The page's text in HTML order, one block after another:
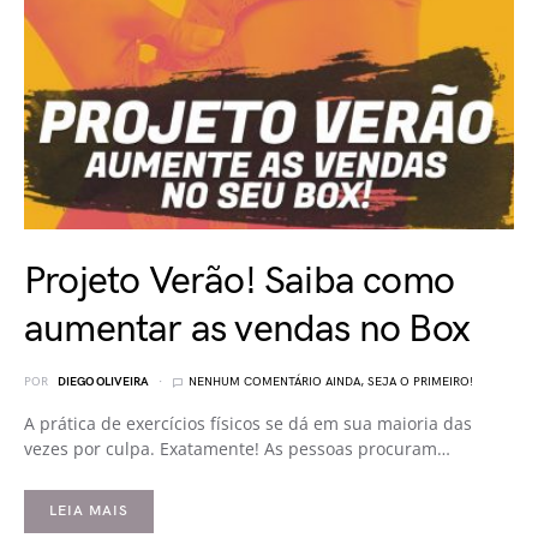
Projeto Verão! Saiba como
aumentar as vendas no Box
POR DIEGO OLIVEIRA NENHUM COMENTÁRIO AINDA, SEJA O PRIMEIRO!
A prática de exercícios físicos se dá em sua maioria das
vezes por culpa. Exatamente! As pessoas procuram…
LEIA MAIS